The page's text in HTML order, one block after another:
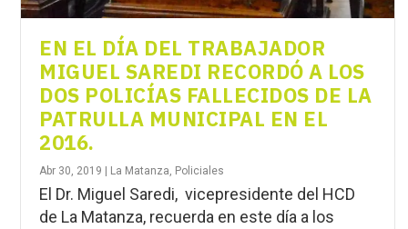
EN EL DÍA DEL TRABAJADOR
MIGUEL SAREDI RECORDÓ A LOS
DOS POLICÍAS FALLECIDOS DE LA
PATRULLA MUNICIPAL EN EL
2016.
Abr 30, 2019 La Matanza, Policiales
El Dr. Miguel Saredi, vicepresidente del HCD
de La Matanza, recuerda en este día a los